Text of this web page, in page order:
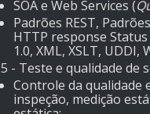
SOA e Web Services (
Padrões REST,
HTTP response Status
1.0, XML, XSLT, UDDI,
5 - Teste e qualidade de
Controle da qualidade
inspeção, medição